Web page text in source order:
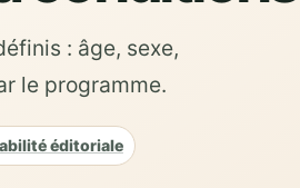
: âge, sexe,
le programme.
éditoriale